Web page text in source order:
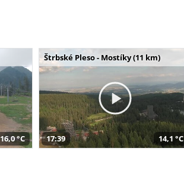
16,0 °C
Štrbské Pleso - Mostíky (11 km)
17:39 14,1 °C